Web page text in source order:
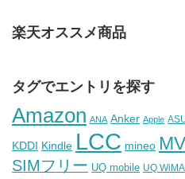
楽天オススメ商品
タグでエントリを探す
Amazon ANA Anker Apple
KDDI Kindle LCC mineo
SIMフリー UQ mobile UQ